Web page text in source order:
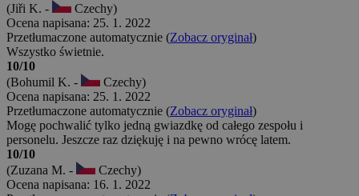
(Jiři K. -
Czechy)
Ocena napisana: 25. 1. 2022
Przetłumaczone automatycznie (Zobacz oryginał)
Wszystko świetnie.
10/10
(Bohumil K. -
Czechy)
Ocena napisana: 25. 1. 2022
Przetłumaczone automatycznie (Zobacz oryginał)
Mogę pochwalić tylko jedną gwiazdkę od całego zespołu i
personelu. Jeszcze raz dziękuję i na pewno wrócę latem.
10/10
(Zuzana M. -
Czechy)
Ocena napisana: 16. 1. 2022